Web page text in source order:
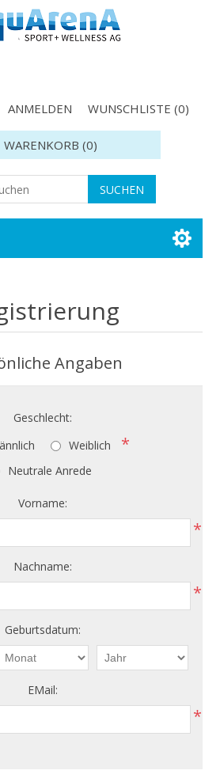
ANMELDEN WUNSCHLISTE (0)
WARENKORB (0)
Angaben
Geschlecht:
Weiblich
Neutrale Anrede
*
Vorname:
*
Nachname:
*
Geburtsdatum:
EMail:
*